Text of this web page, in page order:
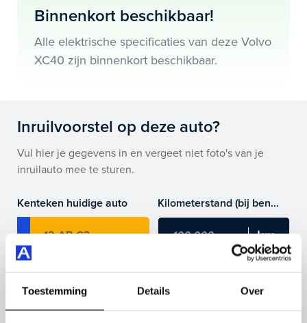
Toestemming Details Over
meer.
Je koopt hem voor € 0,- maar je kan deze Volvo XC40
ook bij ons financieren of leasen.
Binnenkort beschikbaar!
Alle elektrische specificaties van deze Volvo
XC40 zijn binnenkort beschikbaar.
Inruilvoorstel op deze auto?
Vul hier je gegevens in en vergeet niet foto's van je
inruilauto mee te sturen.
Kenteken huidige auto Kilometerstand (bij benadering)
Inruilvoorstel aanvragen